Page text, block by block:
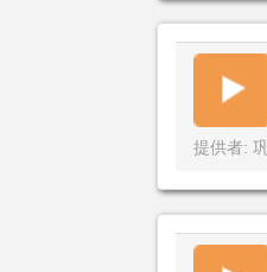
提供者: